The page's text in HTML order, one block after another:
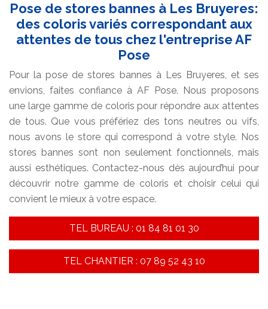
Pose de stores bannes à Les Bruyeres:
des coloris variés correspondant aux
attentes de tous chez l'entreprise AF
Pose
Pour la pose de stores bannes à Les Bruyeres, et ses
envions, faites confiance à AF Pose. Nous proposons
une large gamme de coloris pour répondre aux attentes
de tous. Que vous préfériez des tons neutres ou vifs,
nous avons le store qui correspond à votre style. Nos
stores bannes sont non seulement fonctionnels, mais
aussi esthétiques. Contactez-nous dès aujourd’hui pour
découvrir notre gamme de coloris et choisir celui qui
convient le mieux à votre espace.
TEL BUREAU : 01 84 81 01 30
TEL CHANTIER : 07 89 52 43 10